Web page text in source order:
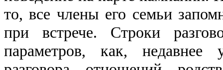
то, все члены его семьи
при встрече. Строки
параметров, как, недавнее